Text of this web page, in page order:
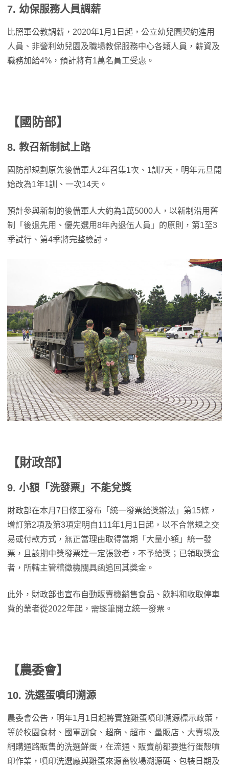
7. 幼保服務人員調薪
比照軍公教調薪，2020年1月1日起，公立幼兒園契約進用
人員、非營利幼兒園及職場教保服務中心各類人員，薪資及
職務加給4%，預計將有1萬名員工受惠。
【國防部】
8. 教召新制試上路
國防部規劃原先後備軍人2年召集1次、1訓7天，明年元旦開
始改為1年1訓、一次14天。
預計參與新制的後備軍人大約為1萬5000人，以新制沿用舊
制「後退先用、優先選用8年內退伍人員」的原則，第1至3
季試行、第4季將完整檢討。
【財政部】
9. 小額「洗發票」不能兌獎
財政部在本月7日修正發布「統一發票給獎辦法」第15條，
增訂第2項及第3項定明自111年1月1日起，以不合常規之交
易或付款方式，無正當理由取得當期「大量小額」統一發
票，且該期中獎發票達一定張數者，不予給獎；已領取獎金
者，所轄主管稽徵機關具函追回其獎金。
此外，財政部也宣布自動販賣機銷售食品、飲料和收取停車
費的業者從2022年起，需逐筆開立統一發票。
【農委會】
10. 洗選蛋噴印溯源
農委會公告，明年1月1日起將實施雞蛋噴印溯源標示政策，
等於校園食材、國軍副食、超商、超市、量販店、大賣場及
網購通路販售的洗選鮮蛋，在流通、販賣前都要進行蛋殼噴
印作業，噴印洗選廠與雞蛋來源畜牧場溯源碼、包裝日期及